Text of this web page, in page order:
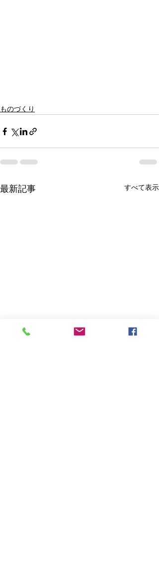
ものづくり
最新記事 すべて表示